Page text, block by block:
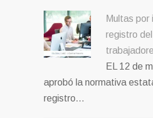
Multas por
registro
EL 12 de
aprobó la normativa
registro…